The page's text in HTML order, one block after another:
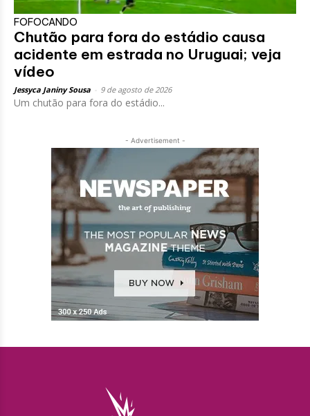
FOFOCANDO
Chutão para fora do estádio causa
acidente em estrada no Uruguai; veja
vídeo
Jessyca Janiny Sousa 9 de agosto de 2026
Um chutão para fora do estádio...
- Advertisement -